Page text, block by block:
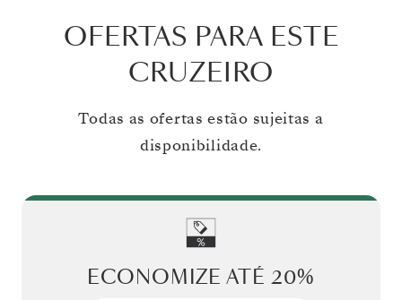
OFERTAS PARA ESTE
CRUZEIRO
Todas as ofertas estão sujeitas a
disponibilidade.
ECONOMIZE ATÉ 20%